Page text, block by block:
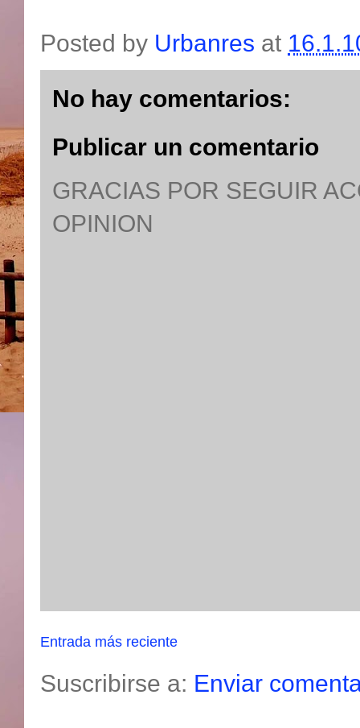
Posted by Urbanres at
No hay comentarios:
Publicar un comentario
GRACIAS POR SEGUIR
OPINION
Entrada más reciente
Suscribirse a: Enviar